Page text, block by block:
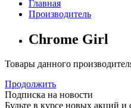
Главная
Производитель
Chrome Girl
Товары данного
Продолжить
Подписка на новости
Будьте в курсе новых акций